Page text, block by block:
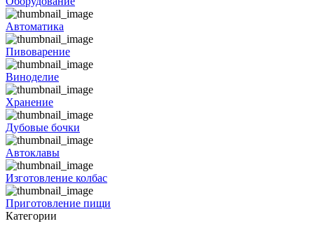
Автоматика
Пивоварение
Виноделие
Хранение
Дубовые бочки
Автоклавы
Изготовление колбас
Приготовление пищи
Категории